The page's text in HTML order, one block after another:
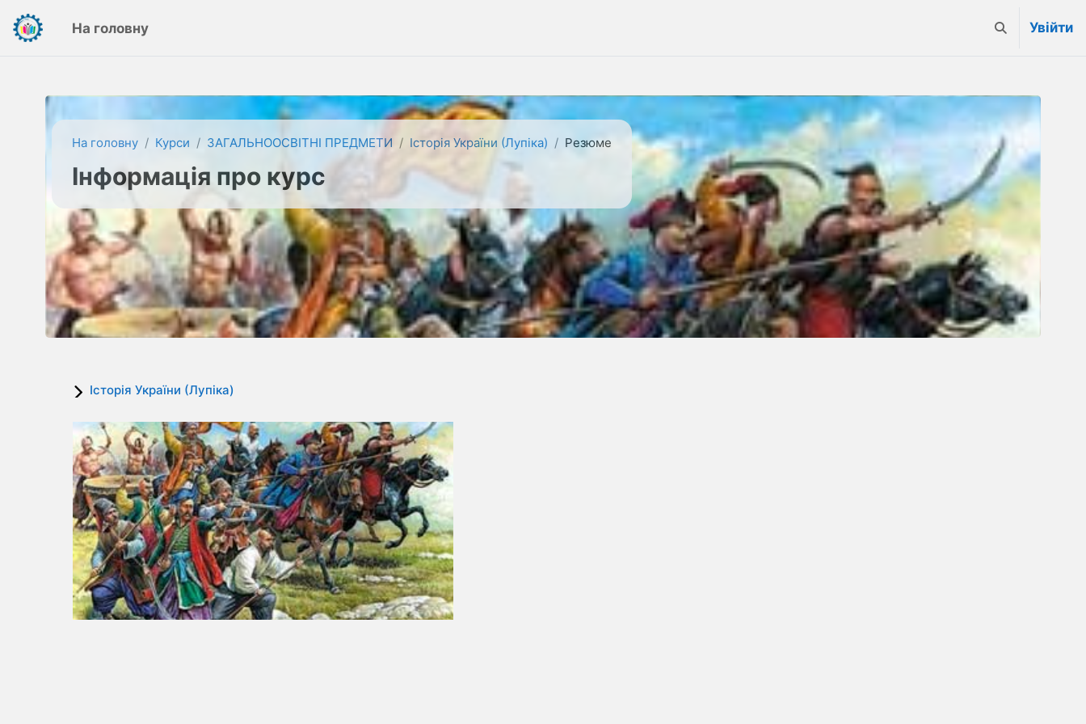
На головну Переключити
Увійти
На головну Курси ЗАГАЛЬНООСВІТНІ ПРЕДМЕТИ Історія України (Лупіка) Резюме
Інформація про курс
Історія України (Лупіка)